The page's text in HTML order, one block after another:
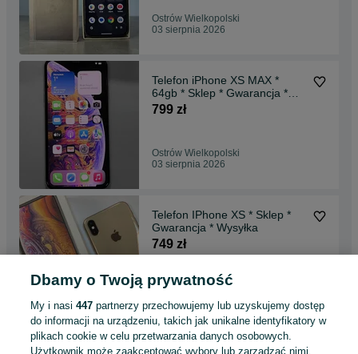
Ostrów Wielkopolski
03 sierpnia 2026
Telefon iPhone XS MAX *
64gb * Sklep * Gwarancja *
Wysyłka
799 zł
Ostrów Wielkopolski
03 sierpnia 2026
Telefon IPhone XS * Sklep *
Gwarancja * Wysyłka
749 zł
Ostrów Wielkopolski
03 sierpnia 2026
Samsung G970F/DS Galaxy
Dbamy o Twoją prywatność
My i nasi447 partnerzy przechowujemy lub uzyskujemy dostęp
do informacji na urządzeniu, takich jak unikalne identyfikatory w
plikach cookie w celu przetwarzania danych osobowych.
Użytkownik może zaakceptować wybory lub zarządzać nimi,